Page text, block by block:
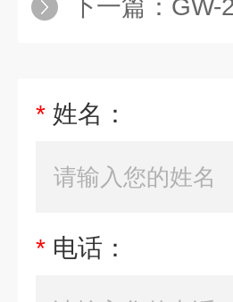
下一篇： GW-
* 姓名：
* 电话：